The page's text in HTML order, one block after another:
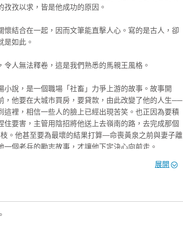
孜以求，皆是他成功的原因。
結合在一起，因而文筆能直擊人心。寫的是古人，卻
是如此。
人無法釋卷，這是我們熟悉的馬親王風格。
說，是一個職場「社畜」力爭上游的故事。故事開
，他要在大城市買房，要貸款，由此改變了他的人生──
裡，相信一些人的臉上已經出現苦笑。也正因為要積
要害，主管用陰招將他送上去嶺南的路，去完成那個
。他甚至要為最壞的結果打算—命喪黃泉之前與妻子離
個老兵的勵志故事，才讓他下定決心向前走。
不會遇到的事情，但整個小說的核心是那麼真實，直接
股莫名的熟悉感，因為，這個「大盤」背後蘊含的機
自己。看到「流程是弱者才要遵循的規矩」、「連做
展開